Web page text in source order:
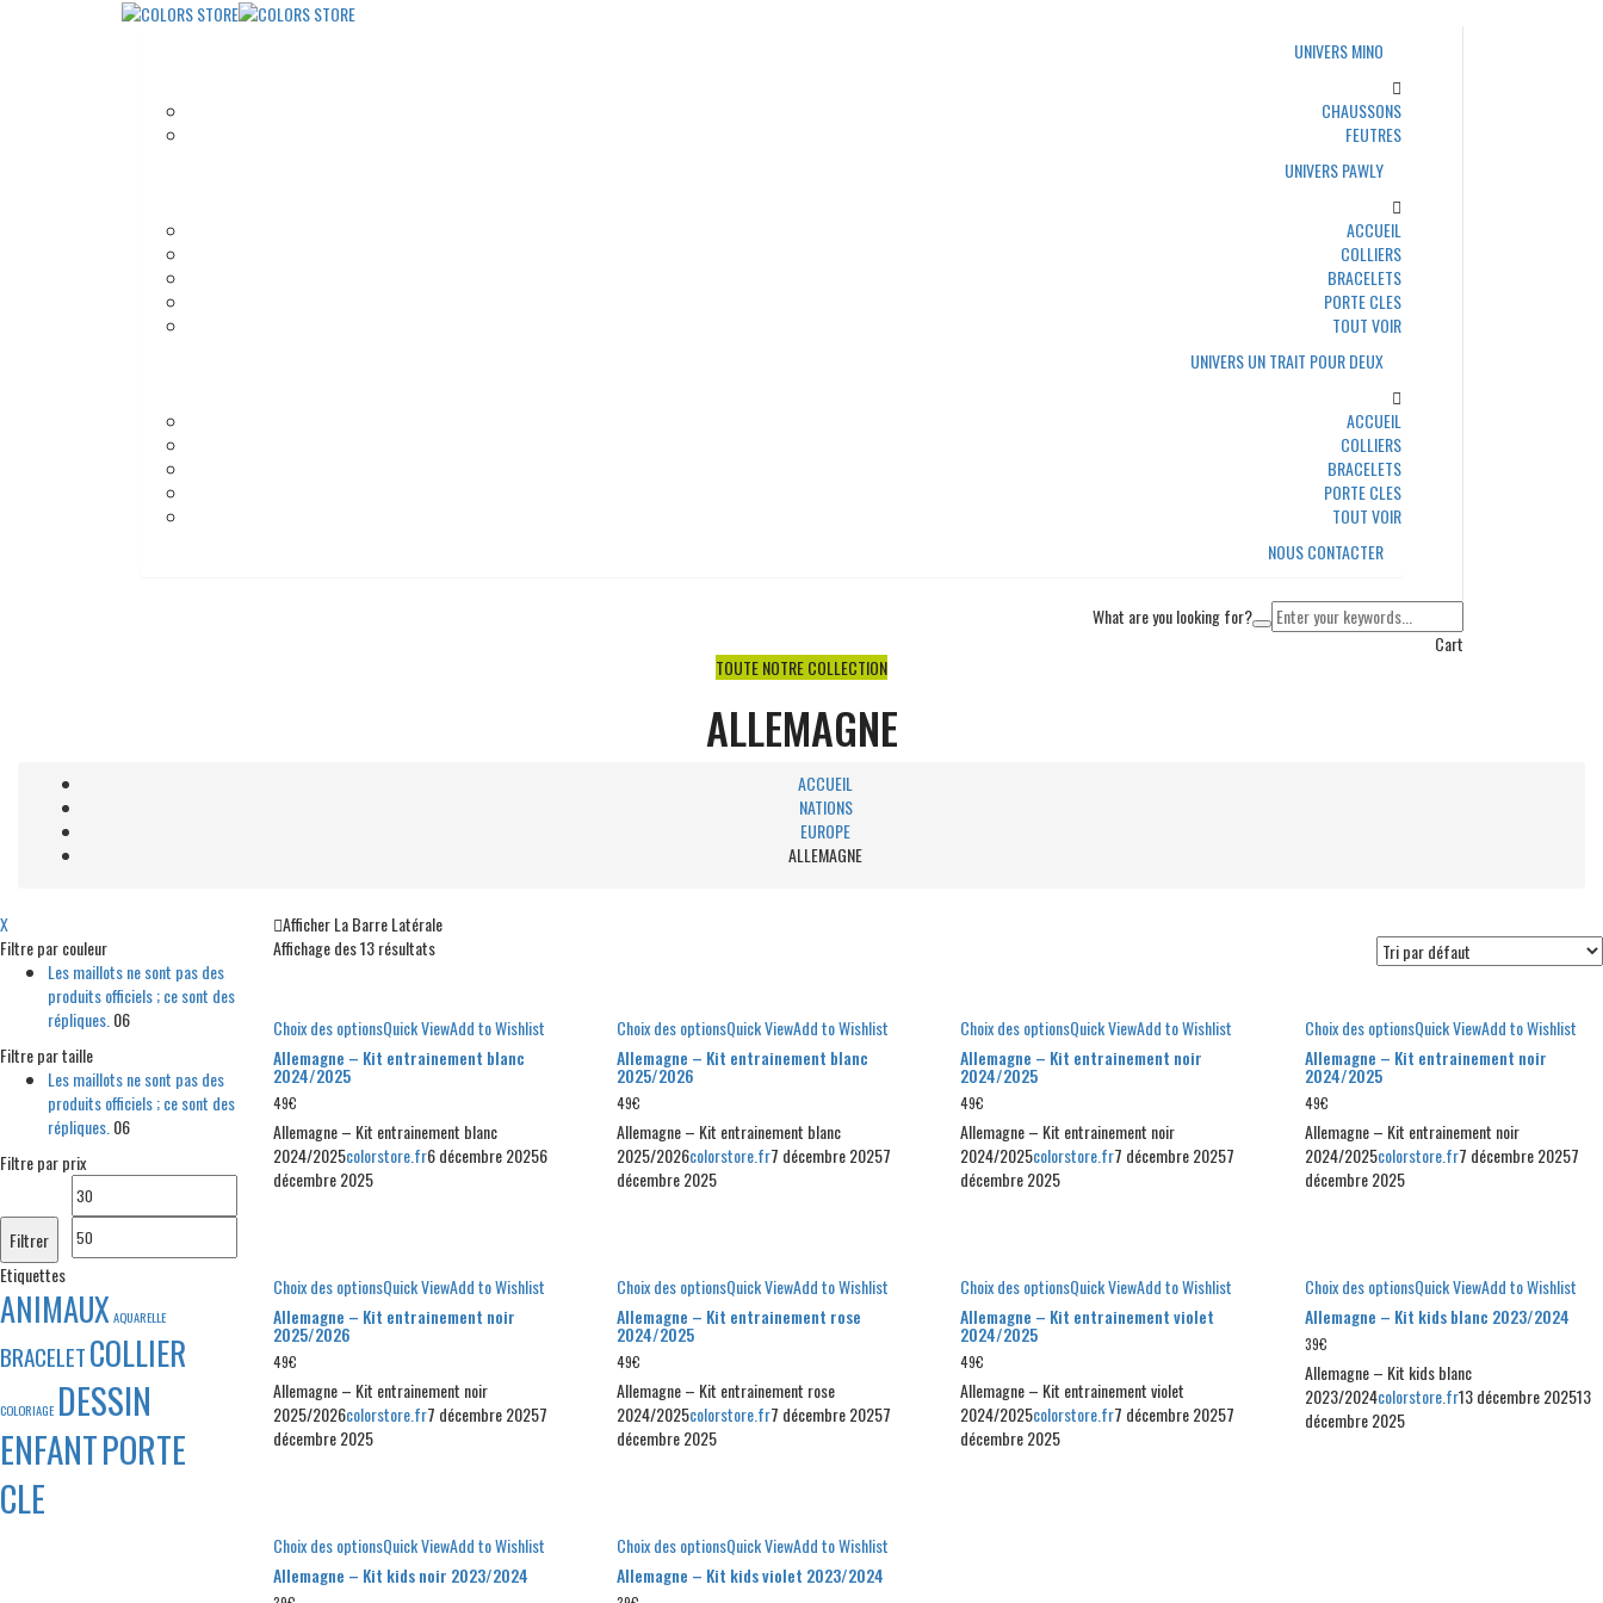
UNIVERS MINO
CHAUSSONS
FEUTRES
UNIVERS PAWLY
ACCUEIL
COLLIERS
BRACELETS
PORTE CLES
TOUT VOIR
UNIVERS UN TRAIT POUR DEUX
ACCUEIL
COLLIERS
BRACELETS
PORTE CLES
TOUT VOIR
NOUS CONTACTER
What are you looking for?
Cart
TOUTE NOTRE COLLECTION
ALLEMAGNE
ACCUEIL
NATIONS
EUROPE
ALLEMAGNE
Afficher La Barre Latérale
Affichage des 13 résultats
Choix des optionsQuick ViewAdd to Wishlist
Allemagne – Kit entrainement blanc
2024/2025
49€
Allemagne – Kit entrainement blanc
2024/2025colorstore.fr6 décembre 20256
décembre 2025
Choix des optionsQuick ViewAdd to Wishlist
Allemagne – Kit entrainement blanc
2025/2026
49€
Allemagne – Kit entrainement blanc
2025/2026colorstore.fr7 décembre 20257
décembre 2025
Choix des optionsQuick ViewAdd to Wishlist
Allemagne – Kit entrainement noir
2024/2025
49€
Allemagne – Kit entrainement noir
2024/2025colorstore.fr7 décembre 20257
décembre 2025
Choix des optionsQuick ViewAdd to Wishlist
Allemagne – Kit entrainement noir
2024/2025
49€
Allemagne – Kit entrainement noir
2024/2025colorstore.fr7 décembre 20257
décembre 2025
Choix des optionsQuick ViewAdd to Wishlist
Allemagne – Kit entrainement noir
2025/2026
49€
Allemagne – Kit entrainement noir
2025/2026colorstore.fr7 décembre 20257
décembre 2025
Choix des optionsQuick ViewAdd to Wishlist
Allemagne – Kit entrainement rose
2024/2025
49€
Allemagne – Kit entrainement rose
2024/2025colorstore.fr7 décembre 20257
décembre 2025
Choix des optionsQuick ViewAdd to Wishlist
Allemagne – Kit entrainement violet
2024/2025
49€
Allemagne – Kit entrainement violet
2024/2025colorstore.fr7 décembre 20257
décembre 2025
Choix des optionsQuick ViewAdd to Wishlist
Allemagne – Kit kids blanc 2023/2024
39€
Allemagne – Kit kids blanc
2023/2024colorstore.fr13 décembre 202513
décembre 2025
Choix des optionsQuick ViewAdd to Wishlist
Allemagne – Kit kids noir 2023/2024
Choix des optionsQuick ViewAdd to Wishlist
Allemagne – Kit kids violet 2023/2024
X
Filtre par couleur
Les maillots ne sont pas des
produits officiels ; ce sont des
répliques. 06
Filtre par taille
Les maillots ne sont pas des
produits officiels ; ce sont des
répliques. 06
Filtre par prix
Prix
min
max
Filtrer
Etiquettes
ANIMAUX AQUARELLE
BRACELETCOLLIER
COLORIAGE DESSIN
ENFANTPORTE
CLE